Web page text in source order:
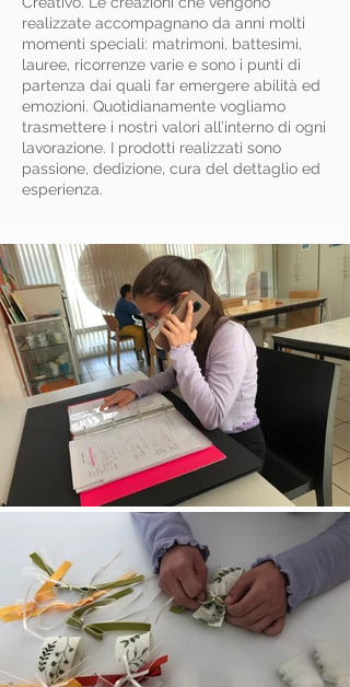
realizzate accompagnano da anni molti
momenti speciali: matrimoni, battesimi,
lauree, ricorrenze varie e sono i punti di
partenza dai quali far emergere abilità ed
emozioni. Quotidianamente vogliamo
trasmettere i nostri valori all’interno di ogni
lavorazione. I prodotti realizzati sono
passione, dedizione, cura del dettaglio ed
esperienza.